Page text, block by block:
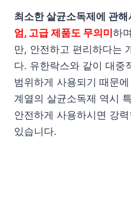
최소한 살균소독제에 관
엄, 고급 제품도 무의미 하
만, 안전하고 편리하다는
다. 유한락스와 같이 대중
범위하게 사용되기 때문
계열의 살균소독제 역시
안전하게 사용하시면 강
있습니다.